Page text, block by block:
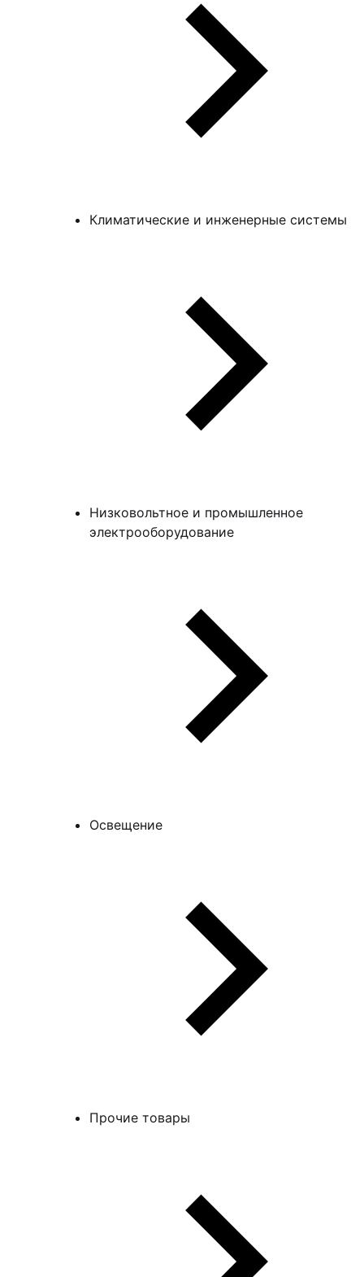
Климатические и инженерные системы
Низковольтное и промышленное
электрооборудование
Освещение
Прочие товары